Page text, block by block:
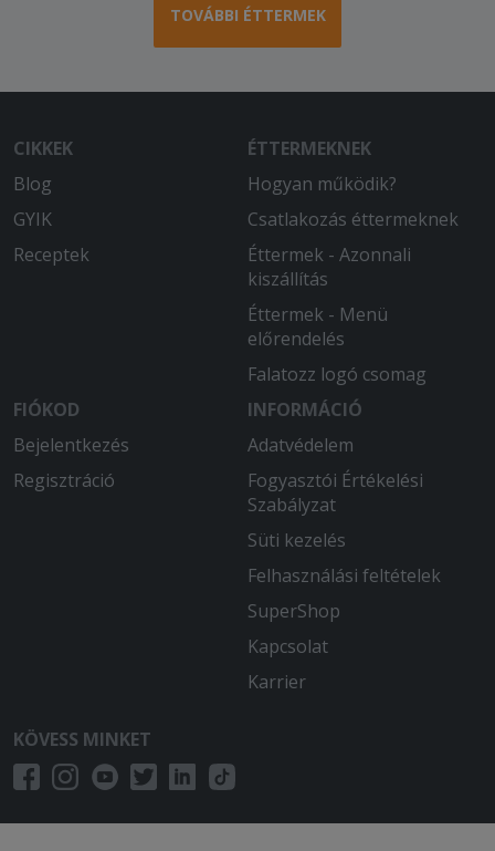
TOVÁBBI ÉTTERMEK
CIKKEK
Blog
GYIK
Receptek
ÉTTERMEKNEK
Hogyan működik?
Csatlakozás éttermeknek
Éttermek - Azonnali
kiszállítás
Éttermek - Menü
előrendelés
Falatozz logó csomag
FIÓKOD
Bejelentkezés
Regisztráció
INFORMÁCIÓ
Adatvédelem
Fogyasztói Értékelési
Szabályzat
Süti kezelés
Felhasználási feltételek
SuperShop
Kapcsolat
Karrier
KÖVESS MINKET